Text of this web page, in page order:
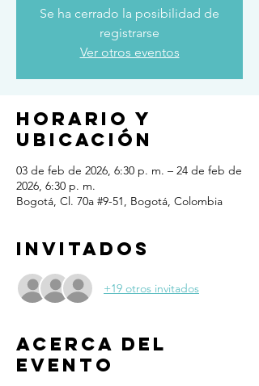
Se ha cerrado la posibilidad de
registrarse
Ver otros eventos
Horario y
ubicación
03 de feb de 2026, 6:30 p. m. – 24 de feb de
2026, 6:30 p. m.
Bogotá, Cl. 70a #9-51, Bogotá, Colombia
Invitados
+19 otros invitados
Acerca del
evento